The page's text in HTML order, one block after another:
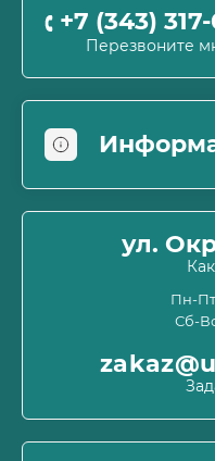
+7 (343) 317-
Перезвоните
Информация о
Пользовательское
Политика
Связаться с нами
Карта сайта
Производители
ул.
Пн-
Сб-